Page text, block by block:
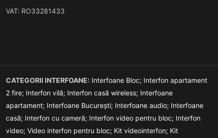
VAT: RO33281433
CATEGORII INTERFOANE: Interfoane Bloc; Interfon apartament
2 fire; Interfon vilă; Interfon casă wireless; Interfoane
apartament; Interfoane București; Interfoane audio; Interfoane
casă; Interfon cu cameră; Interfon video pentru bloc; Interfon
video; Video interfon pentru bloc; Kit videointerfon; Kit